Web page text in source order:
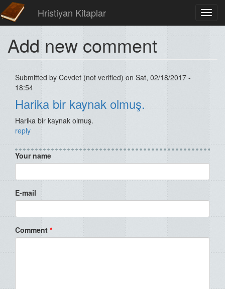
Hristiyan Kitaplar
Add new comment
Submitted by Cevdet (not verified) on Sat, 02/18/2017 -
18:54
Harika bir kaynak olmuş.
Harika bir kaynak olmuş.
reply
Your name
E-mail
Comment *